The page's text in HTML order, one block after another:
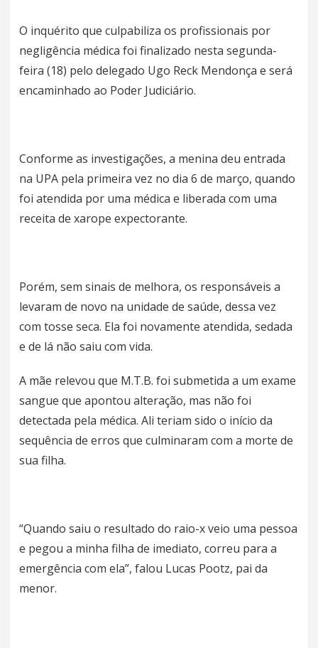
O inquérito que culpabiliza os profissionais por
negligência médica foi finalizado nesta segunda-
feira (18) pelo delegado Ugo Reck Mendonça e será
encaminhado ao Poder Judiciário.
Conforme as investigações, a menina deu entrada
na UPA pela primeira vez no dia 6 de março, quando
foi atendida por uma médica e liberada com uma
receita de xarope expectorante.
Porém, sem sinais de melhora, os responsáveis a
levaram de novo na unidade de saúde, dessa vez
com tosse seca. Ela foi novamente atendida, sedada
e de lá não saiu com vida.
A mãe relevou que M.T.B. foi submetida a um exame
sangue que apontou alteração, mas não foi
detectada pela médica. Ali teriam sido o início da
sequência de erros que culminaram com a morte de
sua filha.
“Quando saiu o resultado do raio-x veio uma pessoa
e pegou a minha filha de imediato, correu para a
emergência com ela”, falou Lucas Pootz, pai da
menor.